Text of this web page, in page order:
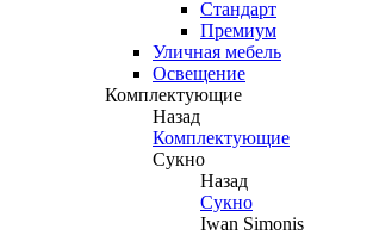
Стандарт
Премиум
Уличная мебель
Освещение
Комплектующие
Назад
Комплектующие
Сукно
Назад
Сукно
Iwan Simonis